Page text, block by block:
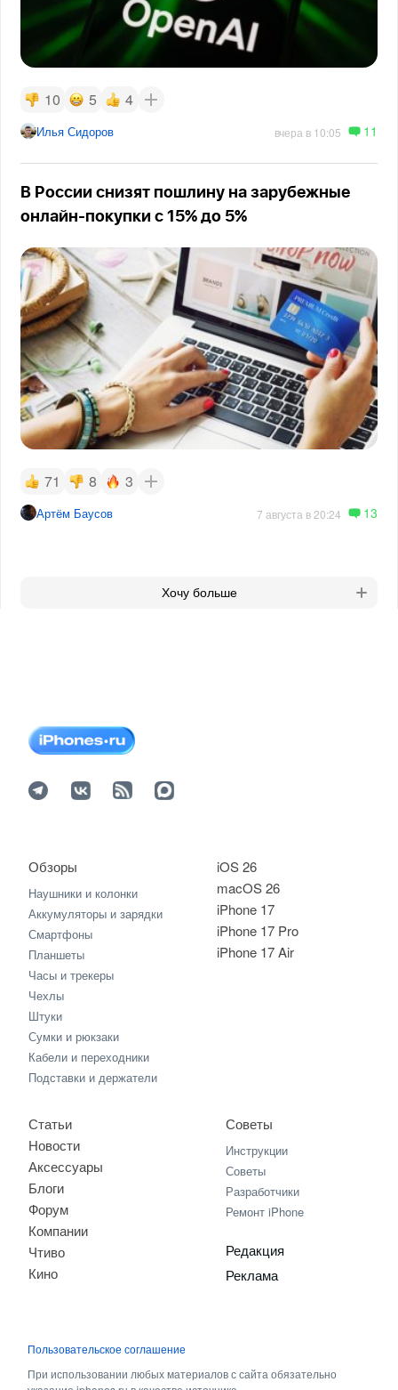
10 5 4
Илья Сидоров вчера в 10:05 11
В России снизят пошлину на зарубежные
онлайн-покупки с 15% до 5%
71 8 3
Артём Баусов 7 августа в 20:24 13
Хочу больше
iOS 26
macOS 26
iPhone 17
iPhone 17 Pro
iPhone 17 Air
Обзоры
Наушники и колонки
Аккумуляторы и зарядки
Смартфоны
Планшеты
Часы и трекеры
Чехлы
Штуки
Сумки и рюкзаки
Кабели и переходники
Подставки и держатели
Статьи
Новости
Аксессуары
Блоги
Форум
Компании
Чтиво
Кино
Советы
Инструкции
Советы
Разработчики
Ремонт iPhone
Редакция
Реклама
Пользовательское соглашение
При использовании любых материалов с сайта обязательно